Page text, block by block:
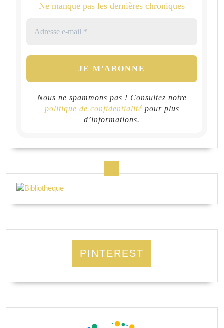
Ne manque pas les dernières chroniques
Nous ne spammons pas ! Consultez notre
politique de confidentialitépour plus
d’informations.
PINTEREST